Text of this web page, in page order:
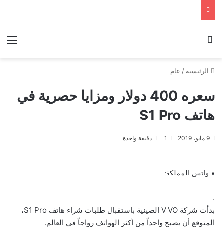
الرئيسية / عام
سعره 400 دولار ومزايا حصرية في
هاتف S1 Pro
9 مايو، 2019 1 دقيقة واحدة
▪ واتس المملكة:
.
بدأت شركة VIVO الصينية باستقبال طلبات شراء هاتف S1 Pro،
المتوقع أن يصبح واحداً من أكثر الهواتف رواجاً في العالم.